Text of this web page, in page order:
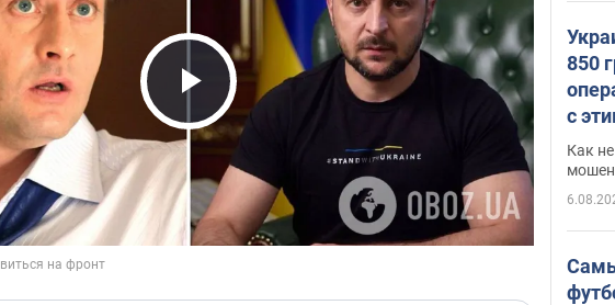
Play Video
850
с
Как